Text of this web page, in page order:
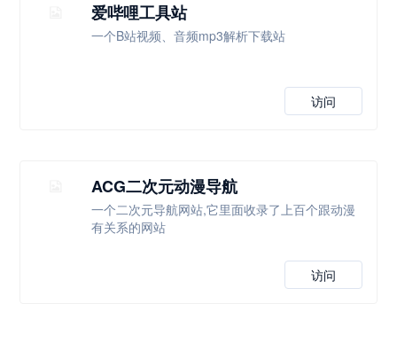
爱哔哩工具站
一个B站视频、音频mp3解析下载站
访问
ACG二次元动漫导航
一个二次元导航网站,它里面收录了上百个跟动漫
有关系的网站
访问